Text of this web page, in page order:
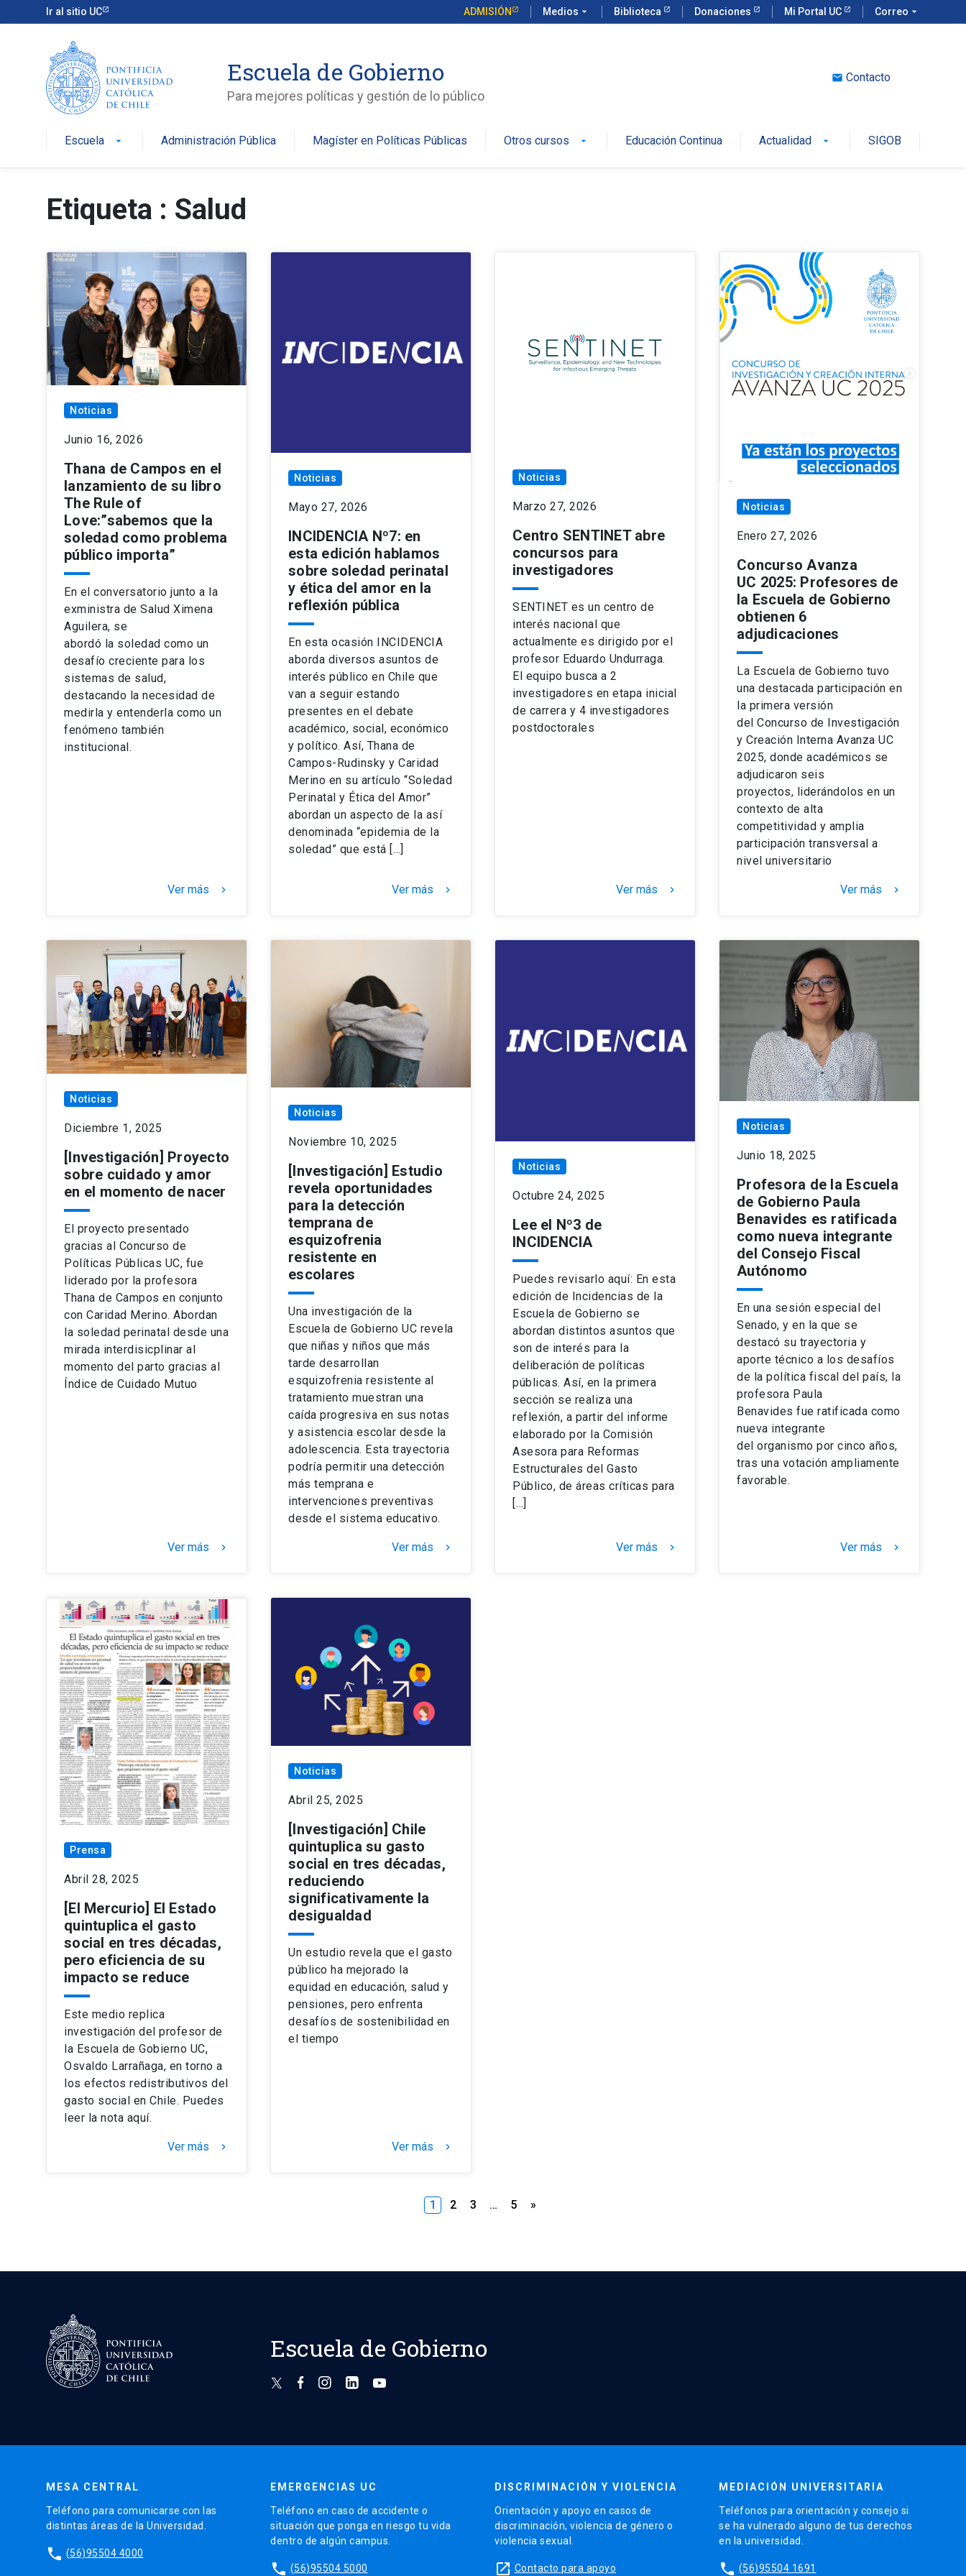
Ir al sitio UC ADMISIÓN Medios arrow_drop_down Biblioteca Donaciones Mi Portal UC Correo arrow_drop_down
Escuela de Gobierno
Para mejores políticas y gestión de lo público
email Contacto
Escuela arrow_drop_down Administración Pública Magíster en Políticas Públicas Otros cursos arrow_drop_down Educación Continua Actualidad arrow_drop_down SIGOB
Etiqueta : Salud
Noticias
Junio 16, 2026
Thana de Campos en el
lanzamiento de su libro
The Rule of
Love:”sabemos que la
soledad como problema
público importa”
En el conversatorio junto a la
exministra de Salud Ximena
Aguilera, se
abordó la soledad como un
desafío creciente para los
sistemas de salud,
destacando la necesidad de
medirla y entenderla como un
fenómeno también
institucional.
Ver más keyboard_arrow_right
Noticias
Mayo 27, 2026
INCIDENCIA Nº7: en
esta edición hablamos
sobre soledad perinatal
y ética del amor en la
reflexión pública
En esta ocasión INCIDENCIA
aborda diversos asuntos de
interés público en Chile que
van a seguir estando
presentes en el debate
académico, social, económico
y político. Así, Thana de
Campos-Rudinsky y Caridad
Merino en su artículo “Soledad
Perinatal y Ética del Amor”
abordan un aspecto de la así
denominada “epidemia de la
soledad” que está […]
Ver más keyboard_arrow_right
Noticias
Marzo 27, 2026
Centro SENTINET abre
concursos para
investigadores
SENTINET es un centro de
interés nacional que
actualmente es dirigido por el
profesor Eduardo Undurraga.
El equipo busca a 2
investigadores en etapa inicial
de carrera y 4 investigadores
postdoctorales
Ver más keyboard_arrow_right
Noticias
Enero 27, 2026
Concurso Avanza
UC 2025: Profesores de
la Escuela de Gobierno
obtienen 6
adjudicaciones
La Escuela de Gobierno tuvo
una destacada participación en
la primera versión
del Concurso de Investigación
y Creación Interna Avanza UC
2025, donde académicos se
adjudicaron seis
proyectos, liderándolos en un
contexto de alta
competitividad y amplia
participación transversal a
nivel universitario
Ver más keyboard_arrow_right
Noticias
Diciembre 1, 2025
[Investigación] Proyecto
sobre cuidado y amor
en el momento de nacer
El proyecto presentado
gracias al Concurso de
Políticas Públicas UC, fue
liderado por la profesora
Thana de Campos en conjunto
con Caridad Merino. Abordan
la soledad perinatal desde una
mirada interdisicplinar al
momento del parto gracias al
Índice de Cuidado Mutuo
Ver más keyboard_arrow_right
Noticias
Noviembre 10, 2025
[Investigación] Estudio
revela oportunidades
para la detección
temprana de
esquizofrenia
resistente en
escolares
Una investigación de la
Escuela de Gobierno UC revela
que niñas y niños que más
tarde desarrollan
esquizofrenia resistente al
tratamiento muestran una
caída progresiva en sus notas
y asistencia escolar desde la
adolescencia. Esta trayectoria
podría permitir una detección
más temprana e
intervenciones preventivas
desde el sistema educativo.
Ver más keyboard_arrow_right
Noticias
Octubre 24, 2025
Lee el Nº3 de
INCIDENCIA
Puedes revisarlo aquí: En esta
edición de Incidencias de la
Escuela de Gobierno se
abordan distintos asuntos que
son de interés para la
deliberación de políticas
públicas. Así, en la primera
sección se realiza una
reflexión, a partir del informe
elaborado por la Comisión
Asesora para Reformas
Estructurales del Gasto
Público, de áreas críticas para
[…]
Ver más keyboard_arrow_right
Noticias
Junio 18, 2025
Profesora de la Escuela
de Gobierno Paula
Benavides es ratificada
como nueva integrante
del Consejo Fiscal
Autónomo
En una sesión especial del
Senado, y en la que se
destacó su trayectoria y
aporte técnico a los desafíos
de la política fiscal del país, la
profesora Paula
Benavides fue ratificada como
nueva integrante
del organismo por cinco años,
tras una votación ampliamente
favorable.
Ver más keyboard_arrow_right
Prensa
Abril 28, 2025
[El Mercurio] El Estado
quintuplica el gasto
social en tres décadas,
pero eficiencia de su
impacto se reduce
Este medio replica
investigación del profesor de
la Escuela de Gobierno UC,
Osvaldo Larrañaga, en torno a
los efectos redistributivos del
gasto social en Chile. Puedes
leer la nota aquí.
Ver más keyboard_arrow_right
Noticias
Abril 25, 2025
[Investigación] Chile
quintuplica su gasto
social en tres décadas,
reduciendo
significativamente la
desigualdad
Un estudio revela que el gasto
público ha mejorado la
equidad en educación, salud y
pensiones, pero enfrenta
desafíos de sostenibilidad en
el tiempo
Ver más keyboard_arrow_right
Paginación
entradas
1 2 3 … 5 »
Escuela de Gobierno
MESA CENTRAL
Teléfono para comunicarse con las
distintas áreas de la Universidad.
phone (56)95504 4000
EMERGENCIAS UC
Teléfono en caso de accidente o
situación que ponga en riesgo tu vida
dentro de algún campus.
phone (56)95504 5000
DISCRIMINACIÓN Y VIOLENCIA
Orientación y apoyo en casos de
discriminación, violencia de género o
violencia sexual.
launch Contacto para apoyo
MEDIACIÓN UNIVERSITARIA
Teléfonos para orientación y consejo si
se ha vulnerado alguno de tus derechos
en la universidad.
phone (56)95504 1691